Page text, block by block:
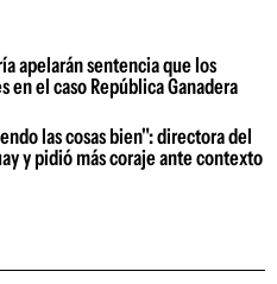
apelarán sentencia que los
el caso República Ganadera
las cosas bien": directora del
y pidió más coraje ante contexto